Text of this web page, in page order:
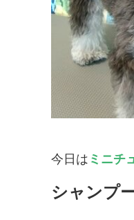
今日は ミニチ
シャンプ